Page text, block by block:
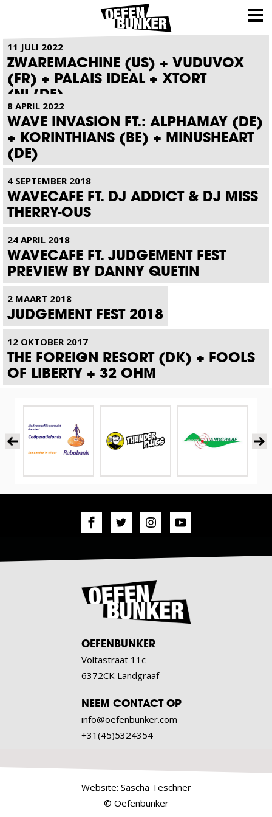
NIEUWS
11 JULI 2022
ZWAREMACHINE (US) + VUDUVOX
(FR) + PALAIS IDEAL + XTORT
(NL/DE)
8 APRIL 2022
WAVE INVASION FT.: ALPHAMAY (DE)
+ KORINTHIANS (BE) + MINUSHEART
(DE)
4 SEPTEMBER 2018
WAVECAFE FT. DJ ADDICT & DJ MISS
THERRY-OUS
24 APRIL 2018
WAVECAFE FT. JUDGEMENT FEST
PREVIEW BY DANNY QUETIN
2 MAART 2018
JUDGEMENT FEST 2018
12 OKTOBER 2017
THE FOREIGN RESORT (DK) + FOOLS
OF LIBERTY + 32 OHM
OEFENBUNKER
Voltastraat 11c
6372CK Landgraaf
NEEM CONTACT OP
info@oefenbunker.com
+31(45)5324354
Website: Sascha Teschner
© Oefenbunker